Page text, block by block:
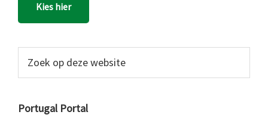
Kies hier
website
Portugal Portal